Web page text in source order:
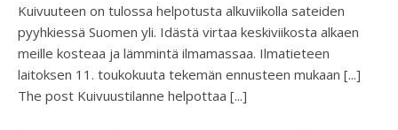
Kuivuuteen on tulossa helpotusta alkuviikolla sateiden
pyyhkiessä Suomen yli. Idästä virtaa keskiviikosta alkaen
meille kosteaa ja lämmintä ilmamassaa. Ilmatieteen
laitoksen 11. toukokuuta tekemän ennusteen mukaan [...]
The post Kuivuustilanne helpottaa [...]